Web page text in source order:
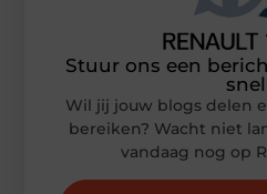
Stuur ons een
Wil jij jouw blogs delen
bereiken? Wacht niet
vandaag nog op